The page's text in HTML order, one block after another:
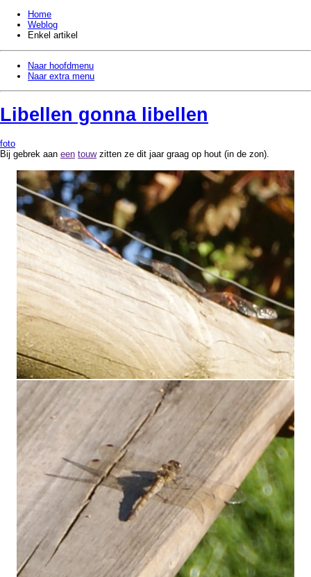
Home
Weblog
Enkel artikel
Naar hoofdmenu
Naar extra menu
Libellen gonna libellen
foto
Bij gebrek aan een touwzitten ze dit jaar graag op hout (in de zon).